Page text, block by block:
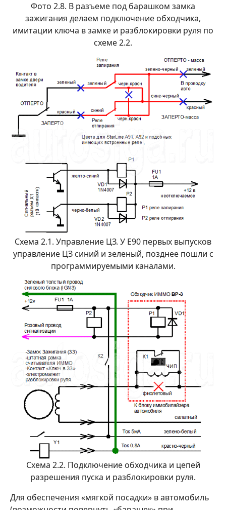
Фото 2.8. В разъеме под барашком замка
зажигания делаем подключение обходчика,
имитации ключа в замке и разблокировки руля по
схеме 2.2.
Схема 2.1. Управление ЦЗ. У Е90 первых выпусков
управление ЦЗ синий и зеленый, позднее пошли с
программируемыми каналами.
Схема 2.2. Подключение обходчика и цепей
разрешения пуска и разблокировки руля.
Для обеспечения «мягкой посадки» в автомобиль